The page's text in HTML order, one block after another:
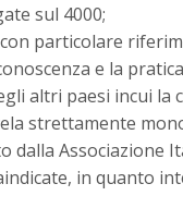
sul 4000;
particolare
e la
altri paesi incui la
strettamente
Associazione
in quanto